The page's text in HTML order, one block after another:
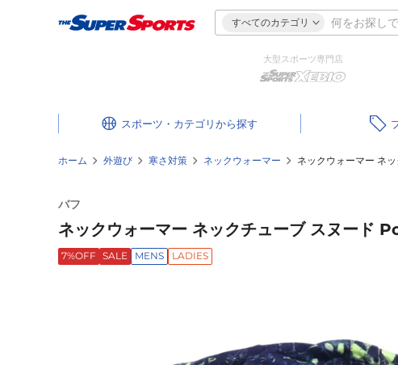
すべてのカテゴリ
大型スポーツ専門店
スポーツ・カテゴリ
ホーム 外遊び 寒さ対策 ネックウォーマー ネックウォーマー ネ
バフ
ネックウォーマー ネックチューブ スヌード
7%OFF SALE MENS LADIES